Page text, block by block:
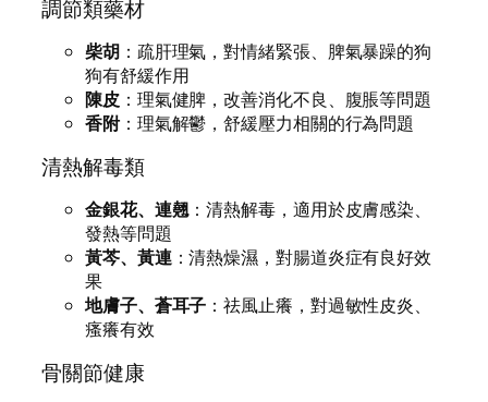
調節類藥材
柴胡：疏肝理氣，對情緒緊張、脾氣暴躁的狗
狗有舒緩作用
陳皮：理氣健脾，改善消化不良、腹脹等問題
香附：理氣解鬱，舒緩壓力相關的行為問題
清熱解毒類
金銀花、連翹：清熱解毒，適用於皮膚感染、
發熱等問題
黃芩、黃連：清熱燥濕，對腸道炎症有良好效
果
地膚子、蒼耳子 ：祛風止癢，對過敏性皮炎、
瘙癢有效
骨關節健康